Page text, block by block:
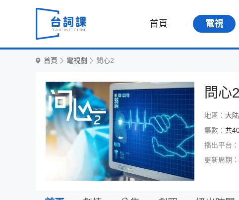
首頁 電視
首頁 電視劇 問心2
問心2
地區： 大陆
集數： 共
播出平台：
更新周期：